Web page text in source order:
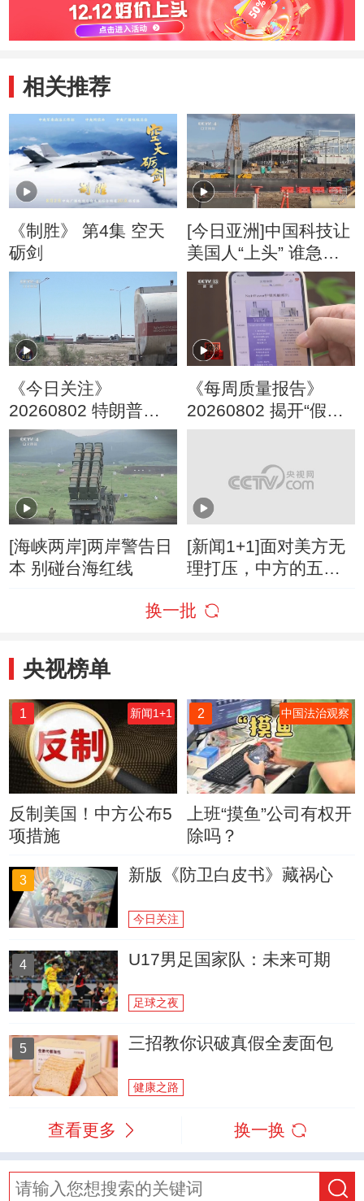
相关推荐
《制胜》 第4集 空天
砺剑
[今日亚洲]中国科技让
美国人“上头” 谁急
了？
《今日关注》
20260802 特朗普叫
停“最大规模”打击 伊
朗称摧毁美军F-35战
机
《每周质量报告》
20260802 揭开“假洋
牌”的真面目
[海峡两岸]两岸警告日
本 别碰台海红线
[新闻1+1]面对美方无
理打压，中方的五项
换一批
央视榜单
1 新闻1+1
反制美国！中方公布5
项措施
2 中国法治观察
上班“摸鱼”公司有权开
除吗？
3 新版《防卫白皮书》藏祸心
今日关注
4 U17男足国家队：未来可期
足球之夜
5 三招教你识破真假全麦面包
健康之路
查看更多 换一换